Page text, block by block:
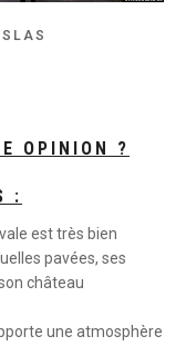
OPINION ?
:
est très bien
pavées, ses
château
une atmosphère